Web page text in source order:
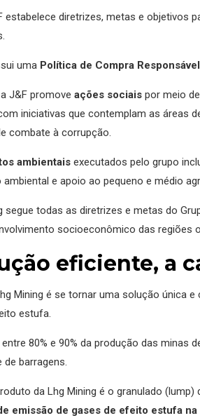
estabelece diretrizes, metas e objetivos
uma Política de Compra Responsável
J&F promove ações sociais por meio
iniciativas que contemplam as áreas
combate à corrupção.
ambientais executados pelo grupo
ambiental e apoio ao pequeno e médio
segue todas as diretrizes e metas do
socioeconômico das regiões
eficiente, a
Mining é se tornar uma solução única
estufa.
80% e 90% da produção das minas
de barragens.
da Lhg Mining é o granulado
emissão de gases de efeito estufa